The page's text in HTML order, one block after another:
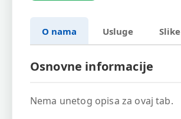
O nama Usluge Slike
Osnovne informacije
Nema unetog opisa za ovaj tab.